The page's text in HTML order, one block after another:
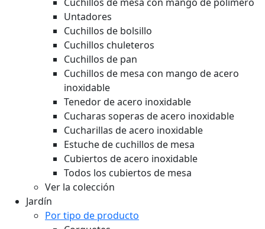
Untadores
Cuchillos de bolsillo
Cuchillos chuleteros
Cuchillos de pan
Cuchillos de mesa con mango de acero
inoxidable
Tenedor de acero inoxidable
Cucharas soperas de acero inoxidable
Cucharillas de acero inoxidable
Estuche de cuchillos de mesa
Cubiertos de acero inoxidable
Todos los cubiertos de mesa
Ver la colección
Jardín
Por tipo de producto